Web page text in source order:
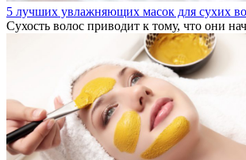
5 лучших увлажняющих масок для сухих
Сухость волос приводит к тому, что они